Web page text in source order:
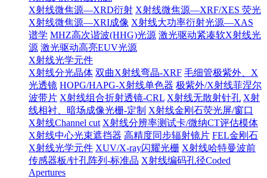
X射线微焦源—XRD衍射 X射线微焦源—XRF/XES 荧光
X射线微焦源—XRI成像 X射线大功率衍射光源—XAS
谱学 MHZ高次谐波(HHG)光源 激光驱动紧凑软X射线光
源 激光驱动高亮EUV光源
X射线光学元件
X射线分光晶体 双曲X射线弯晶-XRF 毛细管极紫外、X
光透镜 HOPG/HAPG-X射线单色器 极紫外/X射线菲涅尔
波带片 X射线组合折射透镜-CRL X射线无散射针孔 X射
线相衬、暗场成像光栅-定制 X射线金刚石荧光屏/窗口
X射线Channel cut X射线分辨率测试卡/微纳CT评估模体
X射线中心光束遮挡器 高精度同步辐射镜片 FEL金刚石
X射线光学元件 XUV/X-ray闪耀光栅 X射线哈特曼波前
传感器板/针孔阵列-标准品 X射线编码孔径Coded
Apertures